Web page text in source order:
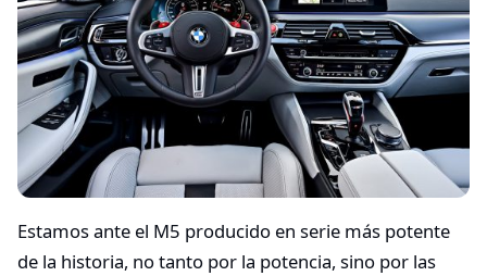
Estamos ante el M5 producido en serie más potente
de la historia, no tanto por la potencia, sino por las